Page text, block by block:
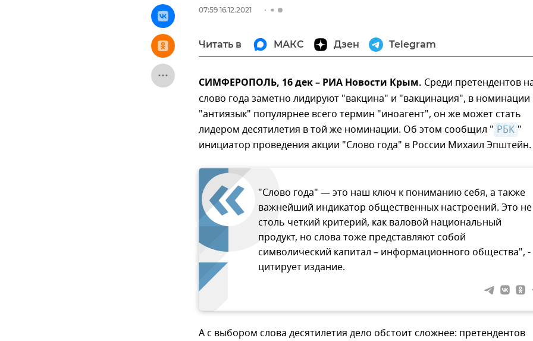
07:59 16.12.2021
Читать в МАКС Дзен Telegram
СИМФЕРОПОЛЬ, 16 дек – РИА Новости Крым. Среди претендентов
слово года заметно лидируют "вакцина" и "вакцинация", в номинации
"антиязык" популярнее всего термин "иноагент", он же может стать
лидером десятилетия в той же номинации. Об этом сообщил " РБК "
инициатор проведения акции "Слово года" в России Михаил Эпштейн.
"Слово года" — это наш ключ к пониманию себя, а также
важнейший индикатор общественных настроений. Это не
столь четкий критерий, как валовой национальный
продукт, но слова тоже представляют собой
символический капитал – информационного общества", -
цитирует издание.
А с выбором слова десятилетия дело обстоит сложнее: претендентов